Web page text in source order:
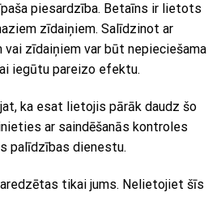
piesardzība. Betaīns ir lietots
zīdaiņiem. Salīdzinot ar
vai zīdaiņiem var būt nepieciešama
iegūtu pareizo efektu.
ka esat lietojis pārāk daudz šo
ar saindēšanās kontroles
palīdzības dienestu.
tikai jums. Nelietojiet šīs